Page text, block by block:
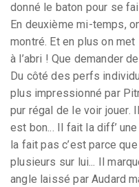
donné le baton pour se
En deuxième mi-temps,
montré. Et en plus on
à l’abri ! Que demander
Du côté des perfs
plus impressionné par
pur régal de le voir jouer.
est bon... Il fait la diff’
la fait pas c’est parce
plusieurs sur lui... Il
angle laissé par Audard